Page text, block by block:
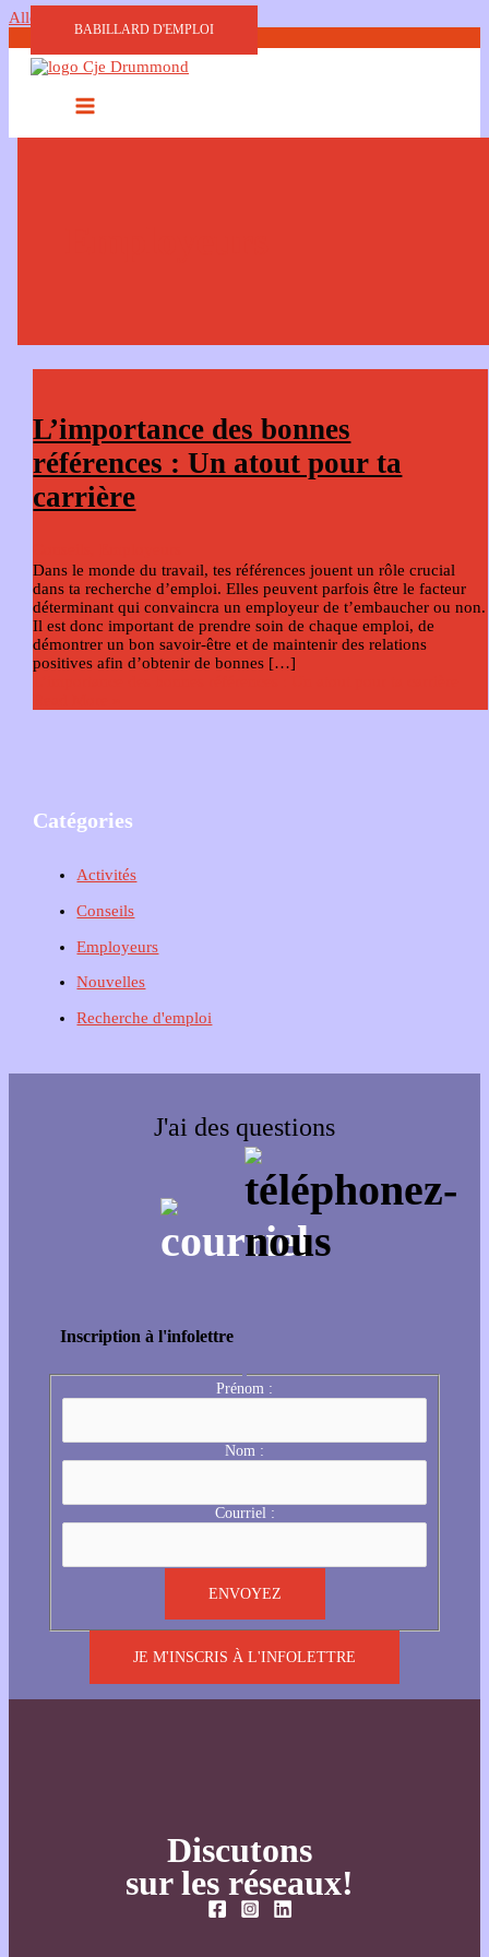
Aller au contenu
BABILLARD D'EMPLOI
L’importance des bonnes
références : Un atout pour ta
carrière
Dans le monde du travail, tes références jouent un rôle crucial
dans ta recherche d’emploi. Elles peuvent parfois être le facteur
déterminant qui convaincra un employeur de t’embaucher ou non.
Il est donc important de prendre soin de chaque emploi, de
démontrer un bon savoir-être et de maintenir des relations
positives afin d’obtenir de bonnes […]
Catégories
Activités
Conseils
Employeurs
Nouvelles
Recherche d'emploi
J'ai des questions
Inscription à l'infolettre
Prénom :
Nom :
Courriel :
JE M'INSCRIS À L'INFOLETTRE
Discutons
sur les réseaux!